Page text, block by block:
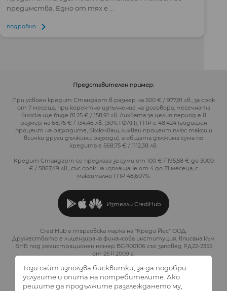
предимства. Едно от тях е ...
подробно
Представителен пример:
При усвоен кредит Стандарт в размер на 500 € / 977,91 лв., за срок
от 7 месеца, при коректно изпълнение на договора, месечната
вноска ще бъде 81.25 € / 158,91 лв. Лихвата за целия период е в
размер на 68,75 € / 134,46 лв. (30% ГФЛП), ГПР е 48.424 (годишен
процент на разходите, включващ лихвен процент плюс такси и
всички други дължими разходи), а общата дължима сума по
кредита е 568,75 € / 1112,38 лв.
Кредит Стандарт се предлага за суми от 100 € / 195,58 € до 3000
€ / 5867,49 лв., със срок на изплащане от 4 до 21 месеца, с
максимално ГПР 48,607%.
Изтегли CrediHub
CrediHub е търговска марка на "Креди Йес" ООД.
Дружеството е лицензирана финансова институция, вписана към
БНБ под регистрационен номер BGR00106 със заповед РД22-2355
от 25.11.2009 г.
Този сайт използва бисквитки, за да подобри
услугите и опита на потребителите. Ако
решите да продължите разглеждането му,